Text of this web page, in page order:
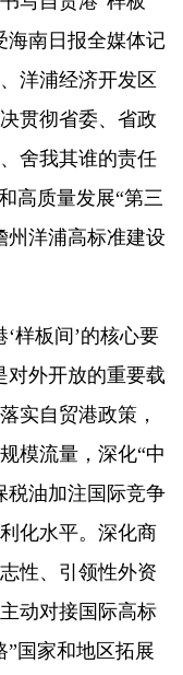
海南日报全媒体记
洋浦经济开发区
贯彻省委、省政
舍我其谁的责任
高质量发展“第三
州洋浦高标准建设
板间’的核心要
对外开放的重要载
实自贸港政策，
模流量，深化“中
税油加注国际竞争
化水平。深化商
性、引领性外资
动对接国际高标
”国家和地区拓展